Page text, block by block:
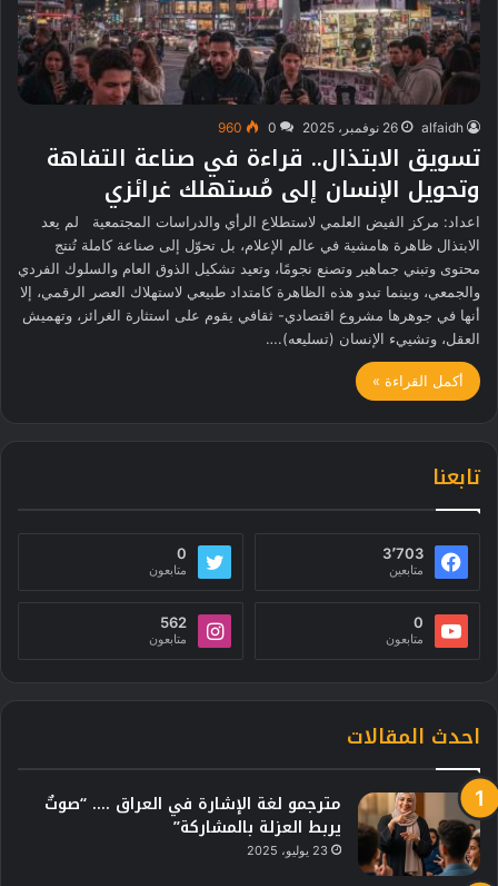
alfaidh 26 نوفمبر، 2025 0
960
تسويق الابتذال.. قراءة في صناعة التفاهة
وتحويل الإنسان إلى مُستهلك غرائزي
اعداد: مركز الفيض العلمي لاستطلاع الرأي والدراسات المجتمعية لم يعد
الابتذال ظاهرة هامشية في عالم الإعلام، بل تحوّل إلى صناعة كاملة تُنتج
محتوى وتبني جماهير وتصنع نجومًا، وتعيد تشكيل الذوق العام والسلوك الفردي
والجمعي، وبينما تبدو هذه الظاهرة كامتداد طبيعي لاستهلاك العصر الرقمي، إلا
أنها في جوهرها مشروع اقتصادي- ثقافي يقوم على استثارة الغرائز، وتهميش
العقل، وتشييء الإنسان (تسليعه).…
أكمل القراءة »
تابعنا
3٬703
متابعين
0
متابعون
0
متابعون
562
متابعون
احدث المقالات
مترجمو لغة الإشارة في العراق …. “صوتٌ
يربط العزلة بالمشاركة”
23 يوليو، 2025